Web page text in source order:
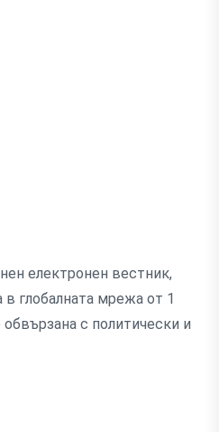
електронен вестник,
в глобалната мрежа от 1
с политически и